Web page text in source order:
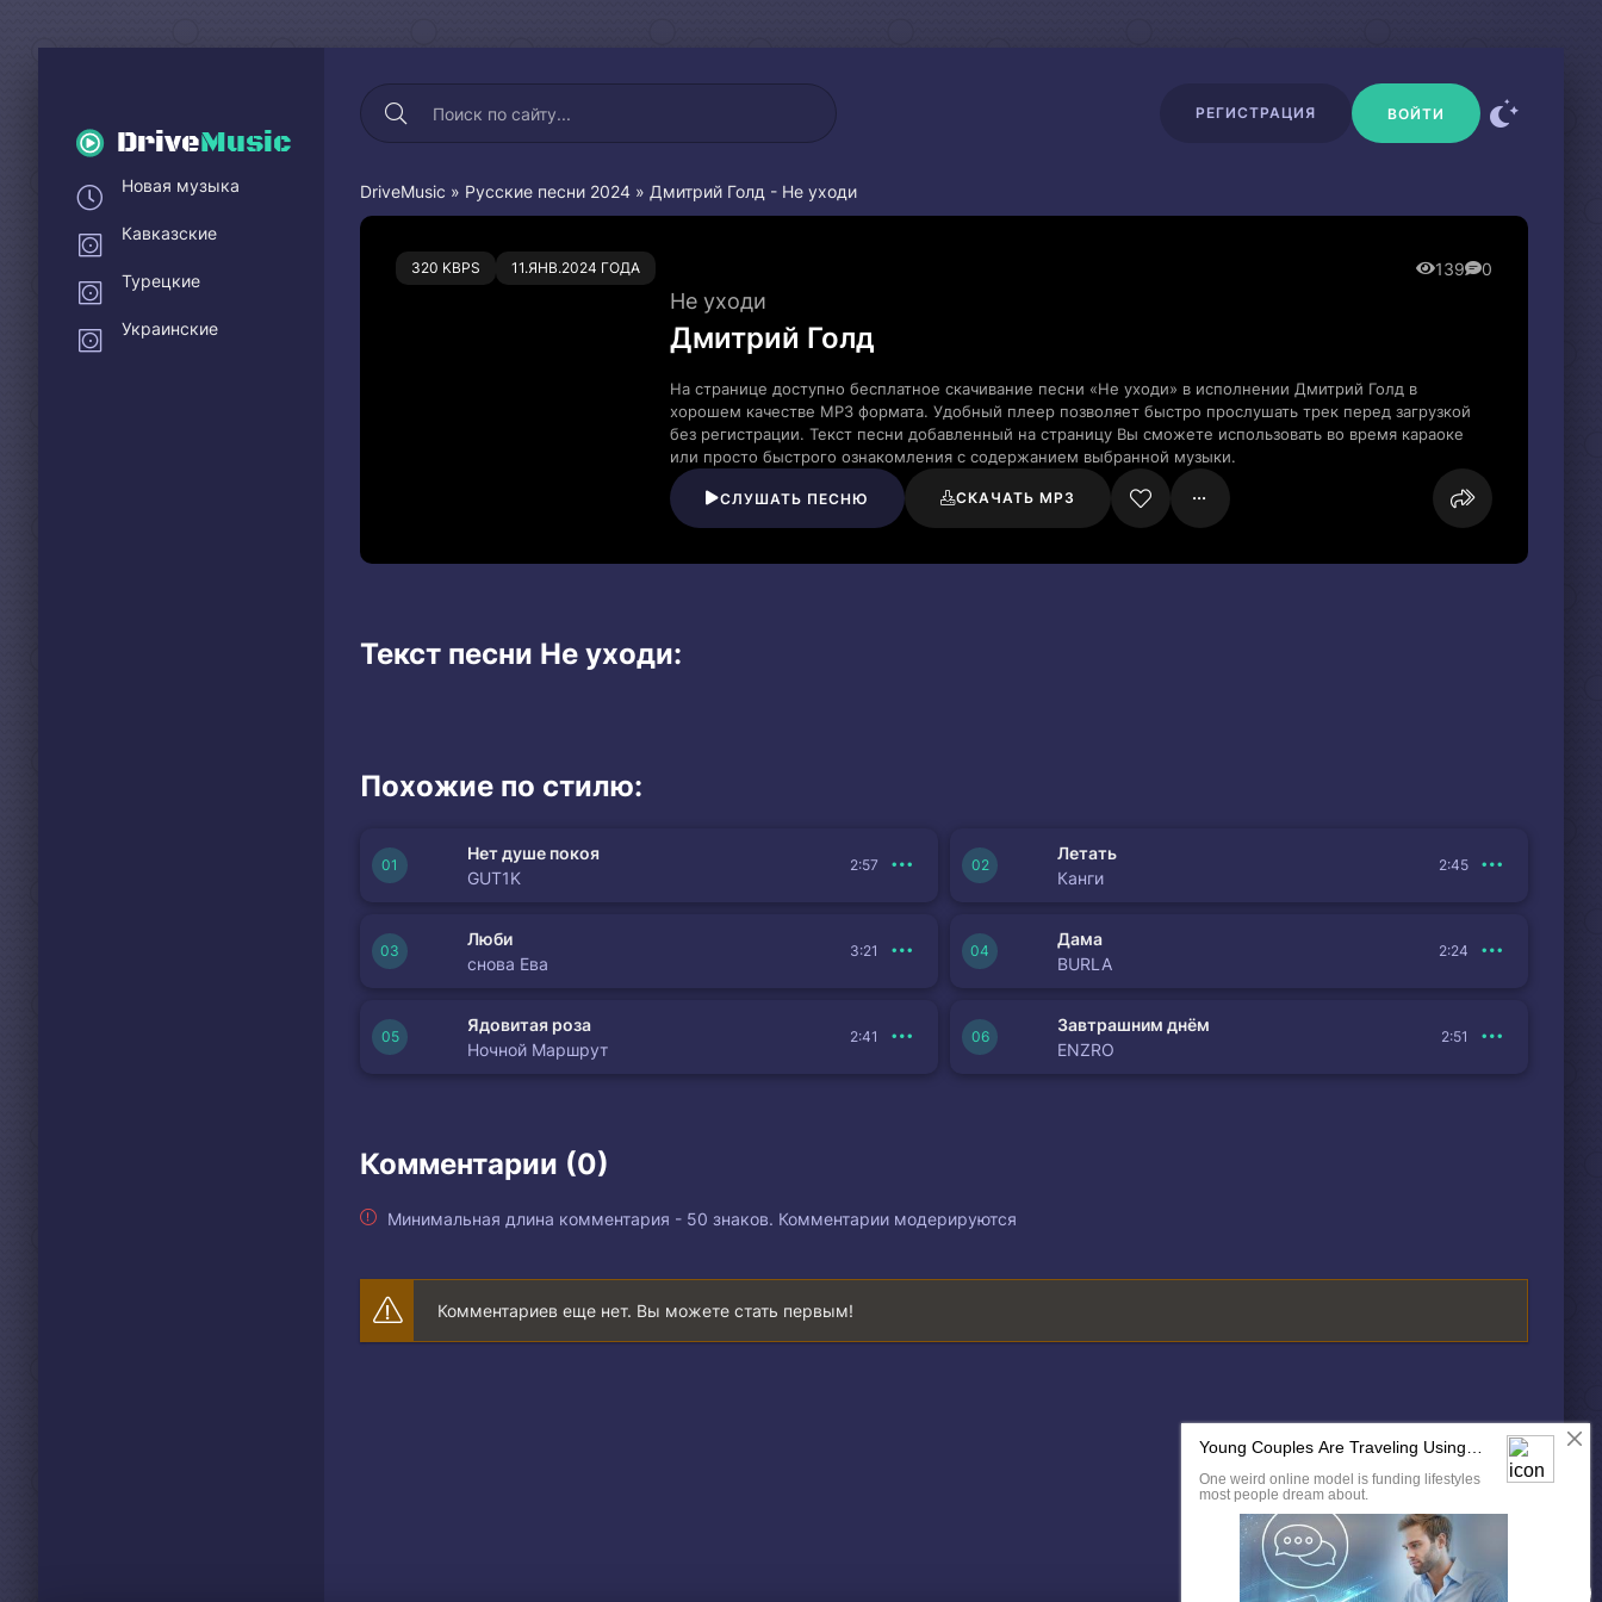
DriveMusic
РЕГИСТРАЦИЯ ВОЙТИ
DriveMusic » Русские песни 2024 » Дмитрий Голд - Не уходи
320 KBPS 11.ЯНВ.2024 ГОДА 139 0
2 1
Не уходи
Дмитрий Голд
На странице доступно бесплатное скачивание песни «Не уходи» в исполнении Дмитрий Голд в
хорошем качестве MP3 формата. Удобный плеер позволяет быстро прослушать трек перед загрузкой
без регистрации. Текст песни добавленный на страницу Вы сможете использовать во время караоке
или просто быстрого ознакомления с содержанием выбранной музыки.
СЛУШАТЬ ПЕСНЮ СКАЧАТЬ MP3
Текст песни Не уходи:
Похожие по стилю:
Нет душе покоя
GUT1K
2:57
Летать
Канги
2:45
Люби
снова Ева
3:21
Дама
BURLA
2:24
Ядовитая роза
Ночной Маршрут
2:41
Завтрашним днём
ENZRO
2:51
Комментарии (0)
Минимальная длина комментария - 50 знаков. Комментарии модерируются
Комментариев еще нет. Вы можете стать первым!
Новая музыка
Кавказские
Турецкие
Украинские